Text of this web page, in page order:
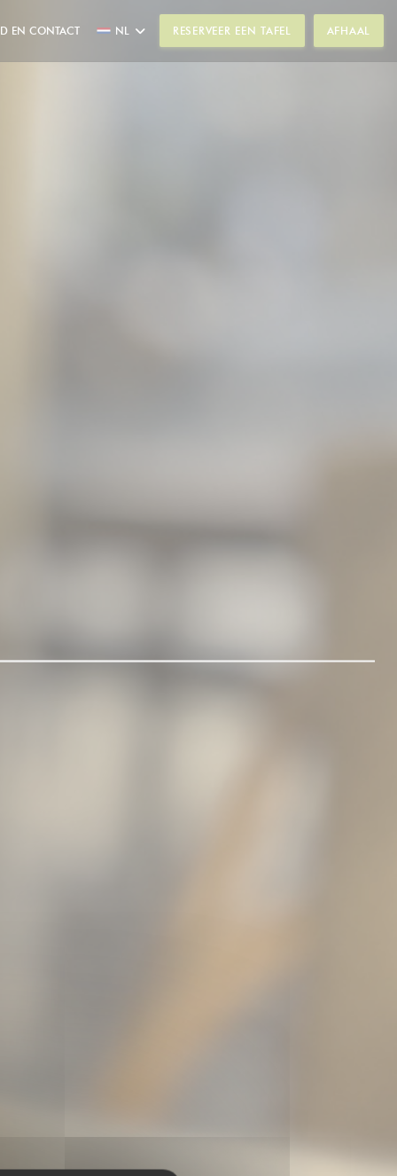
EN CONTACT NL RESERVEER EEN TAFEL AFHAAL